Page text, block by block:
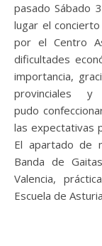
pasado Sábado
lugar el
por el Centro
dificultades
importancia,
provinciales
pudo
las expectativas
El apartado de
Banda de
Valencia,
Escuela de